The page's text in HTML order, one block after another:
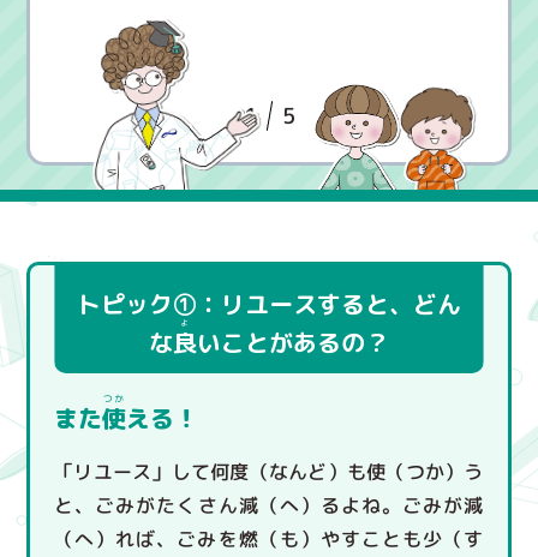
1 5
2 5
3 5
4 5
さいしょにもどる
5 5
トピック①：リユースすると、どん
な良いことがあるの？
また使える！
「リユース」して何度（なんど）も使（つか）う
と、ごみがたくさん減（へ）るよね。ごみが減
（へ）れば、ごみを燃（も）やすことも少（す